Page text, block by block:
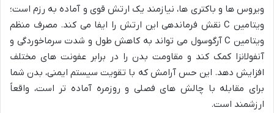
ویروس ها و باکتری ها، نیازمند یک ارتش قوی و آماده به رزم است؛
ویتامین C نقش فرماندهی این ارتش را ایفا می کند. مصرف منظم
ویتامین C آرگوسول می تواند به کاهش طول و شدت سرماخوردگی و
آنفولانزا کمک کند و مقاومت بدن را در برابر عفونت های مختلف
افزایش دهد. این حس آرامش که با تقویت سیستم ایمنی، بدن شما
برای مقابله با چالش های فصلی و روزمره آماده تر است، واقعاً
ارزشمند است.